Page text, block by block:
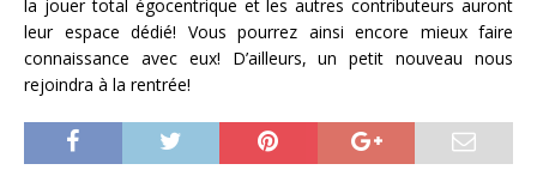
la jouer total égocentrique et les autres contributeurs auront
leur espace dédié! Vous pourrez ainsi encore mieux faire
connaissance avec eux! D’ailleurs, un petit nouveau nous
rejoindra à la rentrée!